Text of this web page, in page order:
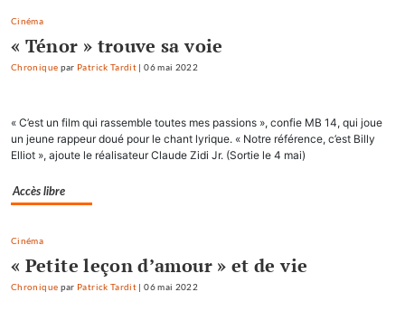
Cinéma
« Ténor » trouve sa voie
Chronique par Patrick Tardit |06 mai 2022
« C’est un film qui rassemble toutes mes passions », confie MB 14, qui joue
un jeune rappeur doué pour le chant lyrique. « Notre référence, c’est Billy
Elliot », ajoute le réalisateur Claude Zidi Jr. (Sortie le 4 mai)
Accès libre
Cinéma
« Petite leçon d’amour » et de vie
Chronique par Patrick Tardit |06 mai 2022